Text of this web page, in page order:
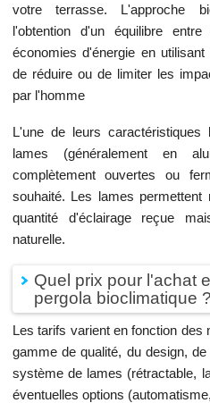
votre terrasse. L'approche
l'obtention d'un équilibre
économies d'énergie en
de réduire ou de limiter les
par l'homme
L'une de leurs
lames (généralement en
complètement ouvertes ou
souhaité. Les lames
quantité d'éclairage reçue
naturelle.
Quel prix pour l'achat
pergola bioclimatique ?
Les tarifs varient en fonction des
gamme de qualité, du design,
système de lames (rétractable,
éventuelles options